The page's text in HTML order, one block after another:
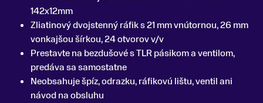
142x12mm
Zliatinový dvojstenný ráfik s 21 mm vnútornou, 26 mm
vonkajšou šírkou, 24 otvorov v/v
Prestavte na bezdušové s TLR pásikom a ventilom,
predáva sa samostatne
Neobsahuje špíz, odrazku, ráfikovú lištu, ventil ani
návod na obsluhu